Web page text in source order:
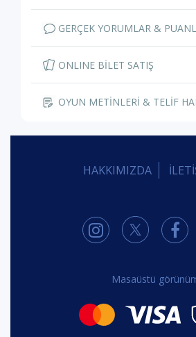
performans. Övüldüğü kadar varmış.
1 yıl önce
Sevgili Arsız Ölüm - Dirmit/ Tiyatro
Ahmet Gedemenli , tiyatroyualkışladı
1 yıl önce